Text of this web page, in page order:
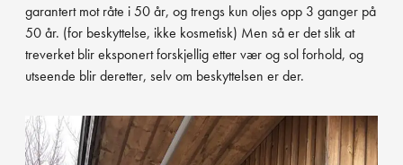
garantert mot råte i 50 år, og trengs kun oljes opp 3 ganger på
50 år. (for beskyttelse, ikke kosmetisk) Men så er det slik at
treverket blir eksponert forskjellig etter vær og sol forhold, og
utseende blir deretter, selv om beskyttelsen er der.